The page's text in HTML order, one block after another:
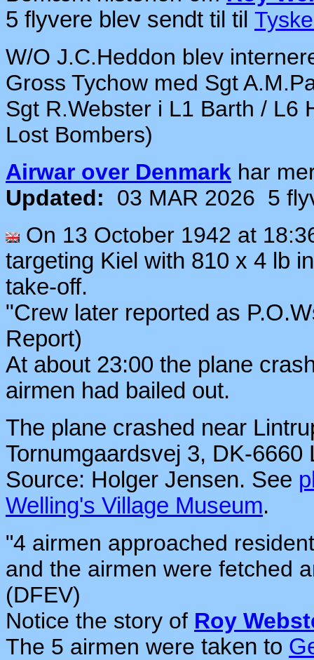
5 flyvere blev sendt til til
W/O J.C.Heddon blev
Gross Tychow med Sgt
Sgt R.Webster i L1 Barth / L6
Lost Bombers)
Airwar over Denmark har
Updated:
03 MAR 2026 5
On 13 October 1942 at
targeting Kiel with 810 x 4 lb
take-off.
"Crew later reported as
Report)
At about 23:00 the plane
airmen had bailed out.
The plane crashed near
Tornumgaardsvej 3, DK-6660
Source: Holger Jensen. See
Welling's Village Museum.
"4 airmen approached
and the airmen were fetched
(DFEV)
Notice the story of Roy
The 5 airmen were taken to